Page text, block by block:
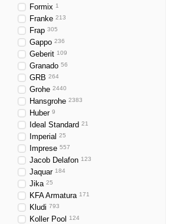
Formix 1
Franke 213
Frap 305
Gappo 236
Geberit 109
Granado 56
GRB 264
Grohe 2440
Hansgrohe 2383
Huber 9
Ideal Standard 21
Imperial 25
Imprese 557
Jacob Delafon 123
Jaquar 184
Jika 25
KFA Armatura 171
Kludi 793
Koller Pool 124